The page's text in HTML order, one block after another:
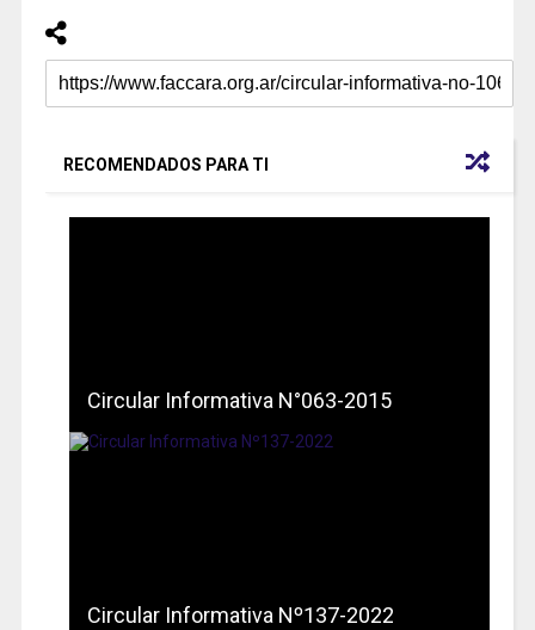
RECOMENDADOS PARA TI
Circular Informativa N°063-2015
Circular Informativa Nº137-2022